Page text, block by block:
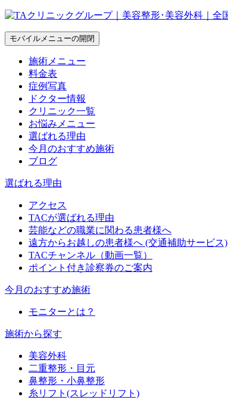
モバイルメニューの開閉
施術メニュー
料金表
症例写真
ドクター情報
クリニック一覧
お悩みメニュー
選ばれる理由
今月のおすすめ施術
ブログ
選ばれる理由
アクセス
TACが選ばれる理由
芸能などの職業に関わる患者様へ
遠方からお越しの患者様へ (交通補助サービス)
TACチャンネル（動画一覧）
ポイント付き診察券のご案内
今月のおすすめ施術
モニターとは？
施術から探す
美容外科
二重整形・目元
鼻整形・小鼻整形
糸リフト(スレッドリフト)